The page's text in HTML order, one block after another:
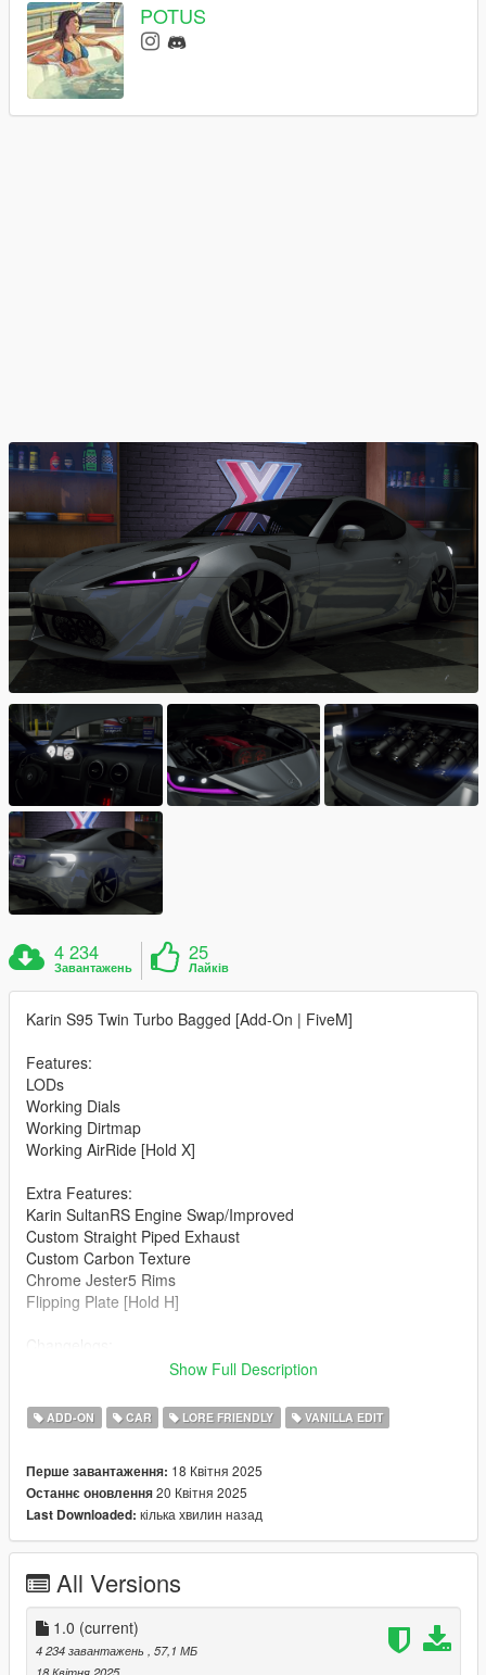
POTUS
4 234
Завантажень
25
Лайків
Karin S95 Twin Turbo Bagged [Add-On | FiveM]
Features:
LODs
Working Dials
Working Dirtmap
Working AirRide [Hold X]
Extra Features:
Karin SultanRS Engine Swap/Improved
Custom Straight Piped Exhaust
Custom Carbon Texture
Chrome Jester5 Rims
Flipping Plate [Hold H]
Known Bugs:
Windows Don't Break
How to install:
1.Put "mk2baggeds95" folder in mods\update\x64\dlcpacks
2.Add this line -> dlcpacks:\mk2baggeds95\ to the dlclist.xml
Spawn name: mk2baggeds95
Notes:
Show Full Description
ADD-ON CAR LORE FRIENDLY VANILLA EDIT
Перше завантаження: 18 Квітня 2025
Останнє оновлення20 Квітня 2025
Last Downloaded: кілька хвилин назад
All Versions
1.0 (current)
4 234 завантажень
, 57,1 МБ
18 Квітня 2025